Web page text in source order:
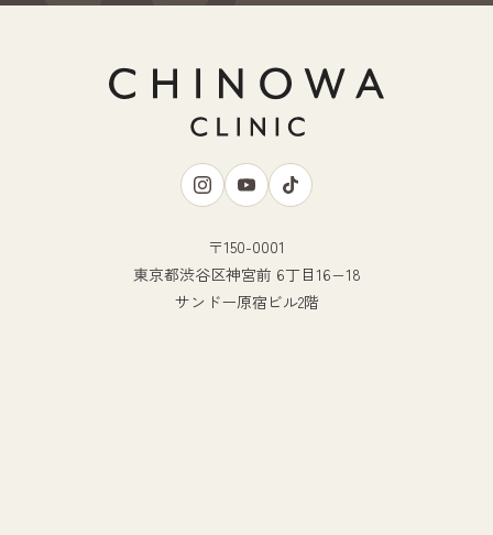
〒150-0001
東京都渋谷区神宮前 6丁目16−18
サンドー原宿ビル2階